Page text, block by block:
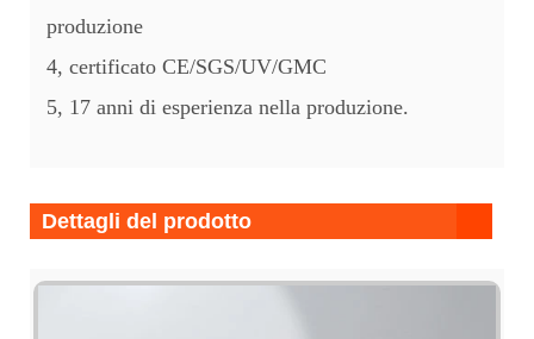
produzione
4, certificato CE/SGS/UV/GMC
5, 17 anni di esperienza nella produzione.
Dettagli del prodotto